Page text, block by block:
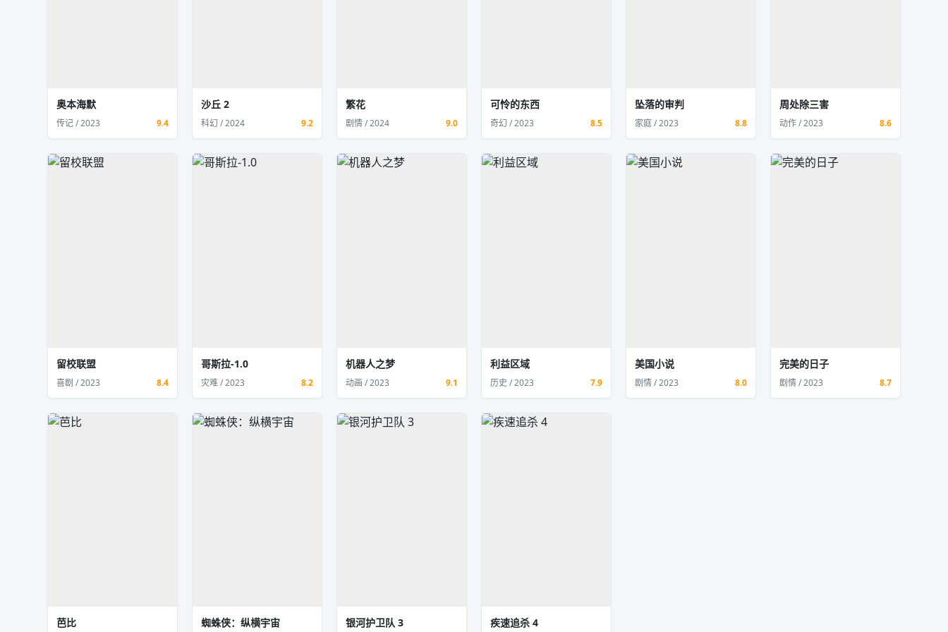
奥本海默
传记 / 2023 9.4
沙丘 2
科幻 / 2024 9.2
繁花
剧情 / 2024 9.0
可怜的东西
奇幻 / 2023 8.5
坠落的审判
家庭 / 2023 8.8
周处除三害
动作 / 2023 8.6
留校联盟
喜剧 / 2023 8.4
哥斯拉-1.0
灾难 / 2023 8.2
机器人之梦
动画 / 2023 9.1
利益区域
历史 / 2023 7.9
美国小说
剧情 / 2023 8.0
完美的日子
剧情 / 2023 8.7
芭比 蜘蛛侠：纵横宇宙 银河护卫队 3 疾速追杀 4